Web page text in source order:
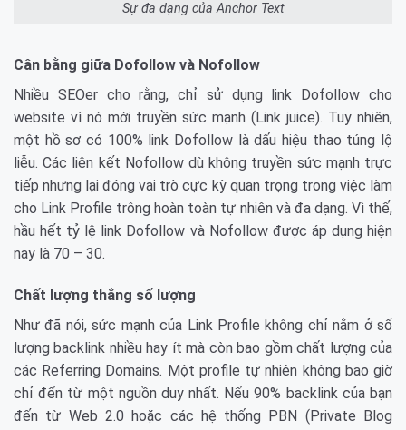
Sự đa dạng của Anchor Text
Cân bằng giữa Dofollow và Nofollow
Nhiều SEOer cho rằng, chỉ sử dụng link Dofollow cho
website vì nó mới truyền sức mạnh (Link juice). Tuy nhiên,
một hồ sơ có 100% link Dofollow là dấu hiệu thao túng lộ
liễu. Các liên kết Nofollow dù không truyền sức mạnh trực
tiếp nhưng lại đóng vai trò cực kỳ quan trọng trong việc làm
cho Link Profile trông hoàn toàn tự nhiên và đa dạng. Vì thế,
hầu hết tỷ lệ link Dofollow và Nofollow được áp dụng hiện
nay là 70 – 30.
Chất lượng thắng số lượng
Như đã nói, sức mạnh của Link Profile không chỉ nằm ở số
lượng backlink nhiều hay ít mà còn bao gồm chất lượng của
các Referring Domains. Một profile tự nhiên không bao giờ
chỉ đến từ một nguồn duy nhất. Nếu 90% backlink của bạn
đến từ Web 2.0 hoặc các hệ thống PBN (Private Blog